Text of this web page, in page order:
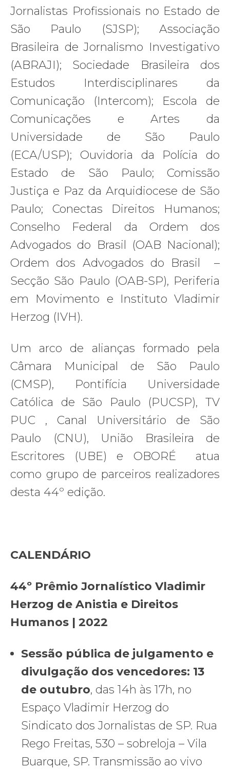
Jornalistas Profissionais no Estado de
São Paulo (SJSP); Associação
Brasileira de Jornalismo Investigativo
(ABRAJI); Sociedade Brasileira dos
Estudos Interdisciplinares da
Comunicação (Intercom); Escola de
Comunicações e Artes da
Universidade de São Paulo
(ECA/USP); Ouvidoria da Polícia do
Estado de São Paulo; Comissão
Justiça e Paz da Arquidiocese de São
Paulo; Conectas Direitos Humanos;
Conselho Federal da Ordem dos
Advogados do Brasil (OAB Nacional);
Ordem dos Advogados do Brasil –
Secção São Paulo (OAB-SP), Periferia
em Movimento e Instituto Vladimir
Herzog (IVH).
Um arco de alianças formado pela
Câmara Municipal de São Paulo
(CMSP), Pontifícia Universidade
Católica de São Paulo (PUCSP), TV
PUC , Canal Universitário de São
Paulo (CNU), União Brasileira de
Escritores (UBE) e OBORÉ atua
como grupo de parceiros realizadores
desta 44º edição.
CALENDÁRIO
44º Prêmio Jornalístico Vladimir
Herzog de Anistia e Direitos
Humanos | 2022
Sessão pública de julgamento e
divulgação dos vencedores: 13
de outubro, das 14h às 17h, no
Espaço Vladimir Herzog do
Sindicato dos Jornalistas de SP. Rua
Rego Freitas, 530 – sobreloja – Vila
Buarque, SP. Transmissão ao vivo